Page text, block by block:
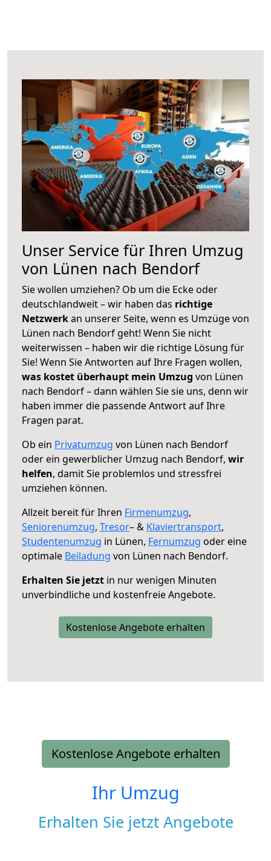
Unser Service für Ihren Umzug
von Lünen nach Bendorf
Sie wollen umziehen? Ob um die Ecke oder
deutschlandweit – wir haben das richtige
Netzwerkan unserer Seite, wenn es Umzüge von
Lünen nach Bendorf geht! Wenn Sie nicht
weiterwissen – haben wir die richtige Lösung für
Sie! Wenn Sie Antworten auf Ihre Fragen wollen,
was kostet überhaupt mein Umzug von Lünen
nach Bendorf – dann wählen Sie sie uns, denn wir
haben immer die passende Antwort auf Ihre
Fragen parat.
Ob ein Privatumzug von Lünen nach Bendorf
oder ein gewerblicher Umzug nach Bendorf, wir
helfen, damit Sie problemlos und stressfrei
umziehen können.
Allzeit bereit für Ihren Firmenumzug,
Seniorenumzug, Tresor– & Klaviertransport,
Studentenumzug in Lünen, Fernumzug oder eine
optimale Beiladung von Lünen nach Bendorf.
Erhalten Sie jetzt in nur wenigen Minuten
unverbindliche und kostenfreie Angebote.
Kostenlose Angebote erhalten
Kostenlose Angebote erhalten
Ihr Umzug
Erhalten Sie jetzt Angebote